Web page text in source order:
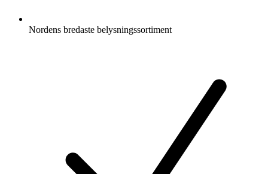
Nordens bredaste belysningssortiment